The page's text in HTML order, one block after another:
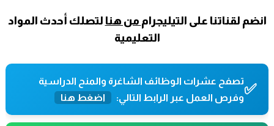
انضم لقناتنا على التيليجرام من هنا لتصلك أحدث المواد
التعليمية
✅تصفح عشرات الوظائف الشاغرة والمنح الدراسية
وفرص العمل عبر الرابط التالي:
اضغط هنا